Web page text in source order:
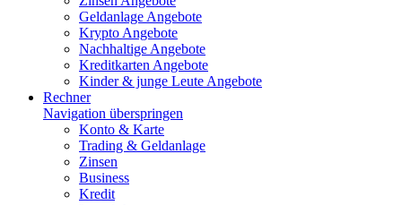
Geldanlage Angebote
Krypto Angebote
Nachhaltige Angebote
Kreditkarten Angebote
Kinder & junge Leute Angebote
Rechner
Navigation überspringen
Konto & Karte
Trading & Geldanlage
Zinsen
Business
Kredit